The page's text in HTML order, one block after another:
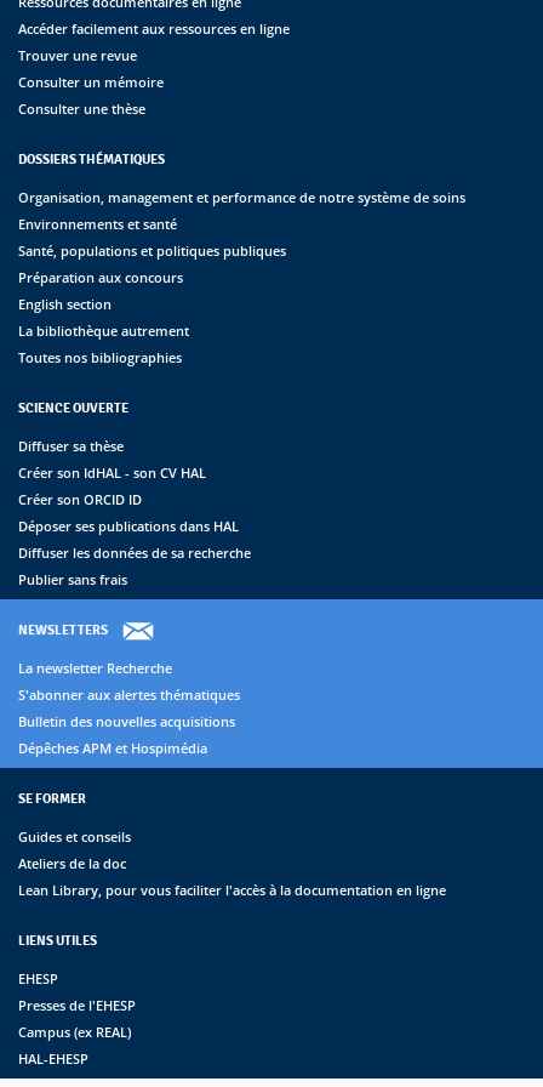
Accéder facilement aux ressources en ligne
Trouver une revue
Consulter un mémoire
Consulter une thèse
DOSSIERS THÉMATIQUES
Organisation, management et performance de notre système de soins
Environnements et santé
Santé, populations et politiques publiques
Préparation aux concours
English section
La bibliothèque autrement
Toutes nos bibliographies
SCIENCE OUVERTE
Diffuser sa thèse
Créer son IdHAL - son CV HAL
Créer son ORCID ID
Déposer ses publications dans HAL
Diffuser les données de sa recherche
Publier sans frais
NEWSLETTERS
La newsletter Recherche
S'abonner aux alertes thématiques
Bulletin des nouvelles acquisitions
Dépêches APM et Hospimédia
SE FORMER
Guides et conseils
Ateliers de la doc
Lean Library, pour vous faciliter l'accès à la documentation en ligne
LIENS UTILES
EHESP
Presses de l'EHESP
Campus (ex REAL)
HAL-EHESP